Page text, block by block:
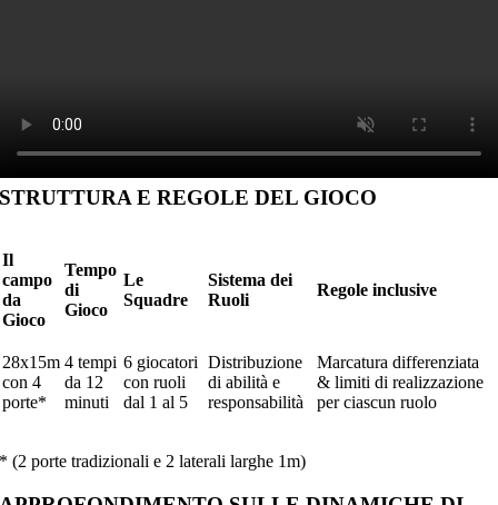
STRUTTURA E REGOLE DEL GIOCO
Il
campo
da
Gioco
Tempo
di
Gioco
Le
Squadre
Sistema dei
Ruoli
Regole inclusive
28x15m
con 4
porte*
4 tempi
da 12
minuti
6 giocatori
con ruoli
dal 1 al 5
Distribuzione
di abilità e
responsabilità
Marcatura differenziata
& limiti di realizzazione
per ciascun ruolo
* (2 porte tradizionali e 2 laterali larghe 1m)